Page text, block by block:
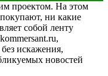
проектом. На этом
ни какие
собой ленту
искажения,
новостей